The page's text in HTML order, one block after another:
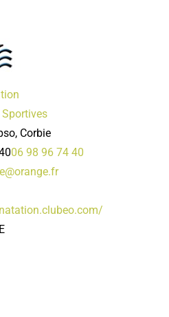
Corbie
06 98 96 74 40